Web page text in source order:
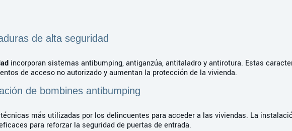
de alta seguridad
incorporan sistemas antibumping, antiganzúa, antitaladro y antirotura. Estas
de acceso no autorizado y aumentan la protección de la vivienda.
más utilizadas por los delincuentes para acceder a las viviendas. La
para reforzar la seguridad de puertas de entrada.
de bombines antibumping